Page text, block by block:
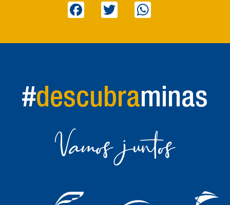
#descubraminas